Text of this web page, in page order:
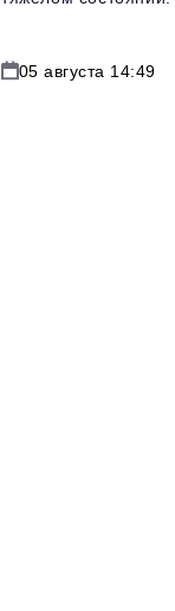
05 августа 14:49